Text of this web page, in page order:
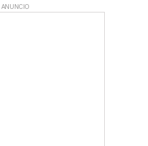
ANUNCIO